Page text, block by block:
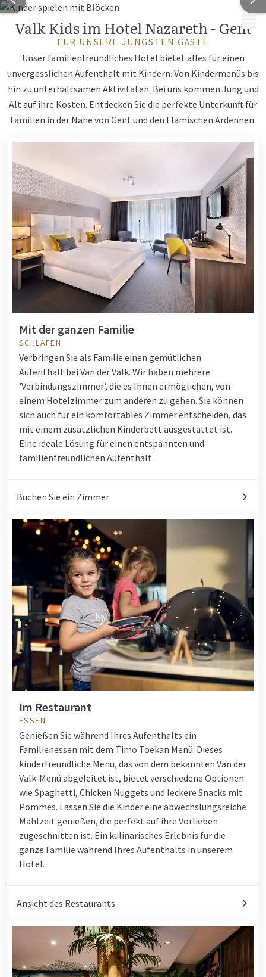
Valk Kids im Hotel Nazareth - Gent
FÜR UNSERE JÜNGSTEN GÄSTE
Unser familienfreundliches Hotel bietet alles für einen
unvergesslichen Aufenthalt mit Kindern. Von Kindermenüs bis
hin zu unterhaltsamen Aktivitäten: Bei uns kommen Jung und
Alt auf ihre Kosten. Entdecken Sie die perfekte Unterkunft für
Familien in der Nähe von Gent und den Flämischen Ardennen.
Mit der ganzen Familie
SCHLAFEN
Verbringen Sie als Familie einen gemütlichen
Aufenthalt bei Van der Valk. Wir haben mehrere
'Verbindungszimmer', die es Ihnen ermöglichen, von
einem Hotelzimmer zum anderen zu gehen. Sie können
sich auch für ein komfortables Zimmer entscheiden, das
mit einem zusätzlichen Kinderbett ausgestattet ist.
Eine ideale Lösung für einen entspannten und
familienfreundlichen Aufenthalt.
Buchen Sie ein Zimmer
Im Restaurant
ESSEN
Genießen Sie während Ihres Aufenthalts ein
Familienessen mit dem Timo Toekan Menü. Dieses
kinderfreundliche Menü, das von dem bekannten Van der
Valk-Menü abgeleitet ist, bietet verschiedene Optionen
wie Spaghetti, Chicken Nuggets und leckere Snacks mit
Pommes. Lassen Sie die Kinder eine abwechslungsreiche
Mahlzeit genießen, die perfekt auf ihre Vorlieben
zugeschnitten ist. Ein kulinarisches Erlebnis für die
ganze Familie während Ihres Aufenthalts in unserem
Hotel.
Ansicht des Restaurants